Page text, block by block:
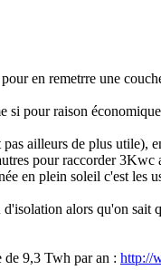
en remetrre une
pour raison
ailleurs de plus utile),
pour raccorder
en plein soleil c'est les
alors qu'on
de 9,3 Twh par an : http://